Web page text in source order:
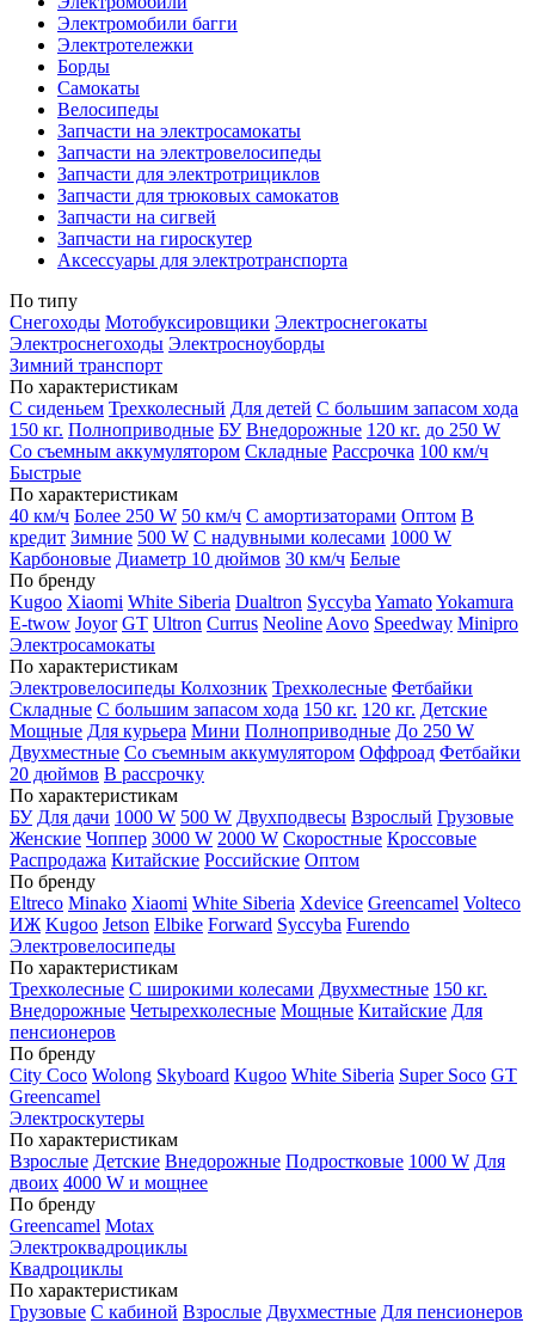
Электромобили багги
Электротележки
Борды
Самокаты
Велосипеды
Запчасти на электросамокаты
Запчасти на электровелосипеды
Запчасти для электротрициклов
Запчасти для трюковых самокатов
Запчасти на сигвей
Запчасти на гироскутер
Аксессуары для электротранспорта
По типу
Снегоходы Мотобуксировщики Электроснегокаты
Электроснегоходы Электросноуборды
Зимний транспорт
По характеристикам
С сиденьем Трехколесный Для детей С большим запасом хода
150 кг. Полноприводные БУ Внедорожные 120 кг. до 250 W
Со съемным аккумулятором Складные Рассрочка 100 км/ч
Быстрые
По характеристикам
40 км/ч Более 250 W 50 км/ч С амортизаторами Оптом В
кредит Зимние 500 W С надувными колесами 1000 W
Карбоновые Диаметр 10 дюймов 30 км/ч Белые
По бренду
Kugoo Xiaomi White Siberia Dualtron Syccyba YamatoYokamura
E-twow Joyor GT Ultron Currus Neoline Aovo Speedway Minipro
Электросамокаты
По характеристикам
Электровелосипеды Колхозник Трехколесные Фетбайки
Складные С большим запасом хода 150 кг. 120 кг. Детские
Мощные Для курьера Мини Полноприводные До 250 W
Двухместные Со съемным аккумулятором Оффроад Фетбайки
20 дюймов В рассрочку
По характеристикам
БУ Для дачи 1000 W 500 W Двухподвесы Взрослый Грузовые
Женские Чоппер 3000 W 2000 W Скоростные Кроссовые
Распродажа Китайские Российские Оптом
По бренду
Eltreco Minako Xiaomi White Siberia Xdevice Greencamel Volteco
ИЖ Kugoo Jetson Elbike Forward Syccyba Furendo
Электровелосипеды
По характеристикам
Трехколесные С широкими колесами Двухместные 150 кг.
Внедорожные Четырехколесные Мощные Китайские Для
пенсионеров
По бренду
City Coco Wolong Skyboard Kugoo White Siberia Super Soco GT
Greencamel
Электроскутеры
По характеристикам
Взрослые Детские Внедорожные Подростковые 1000 W Для
двоих 4000 W и мощнее
По бренду
Greencamel Motax
Электроквадроциклы
Квадроциклы
По характеристикам
Грузовые С кабиной Взрослые Двухместные Для пенсионеров